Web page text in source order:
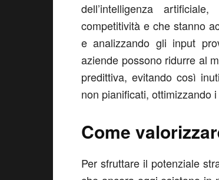
dell’intelligenza
competitività e che stanno
e analizzando gli input
aziende possono ridurre al
predittiva, evitando così
non pianificati, ottimizzando
Come
Per sfruttare il potenziale